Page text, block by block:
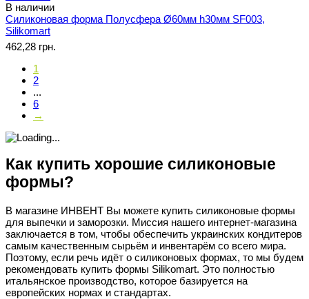
В наличии
Силиконовая форма Полусфера Ø60мм h30мм SF003,
Silikomart
462,28 грн.
1
2
...
6
→
Как купить хорошие силиконовые
формы?
В магазине ИНВЕНТ Вы можете купить силиконовые формы
для выпечки и заморозки. Миссия нашего интернет-магазина
заключается в том, чтобы обеспечить украинских кондитеров
самым качественным сырьём и инвентарём со всего мира.
Поэтому, если речь идёт о силиконовых формах, то мы будем
рекомендовать купить формы Silikomart. Это полностью
итальянское производство, которое базируется на
европейских нормах и стандартах.